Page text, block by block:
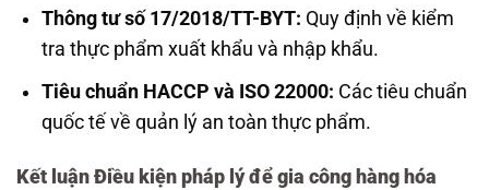
Thông tư số 17/2018/TT-BYT: Quy định về kiểm
tra thực phẩm xuất khẩu và nhập khẩu.
Tiêu chuẩn HACCP và ISO 22000: Các tiêu chuẩn
quốc tế về quản lý an toàn thực phẩm.
Kết luận Điều kiện pháp lý để gia công hàng hóa